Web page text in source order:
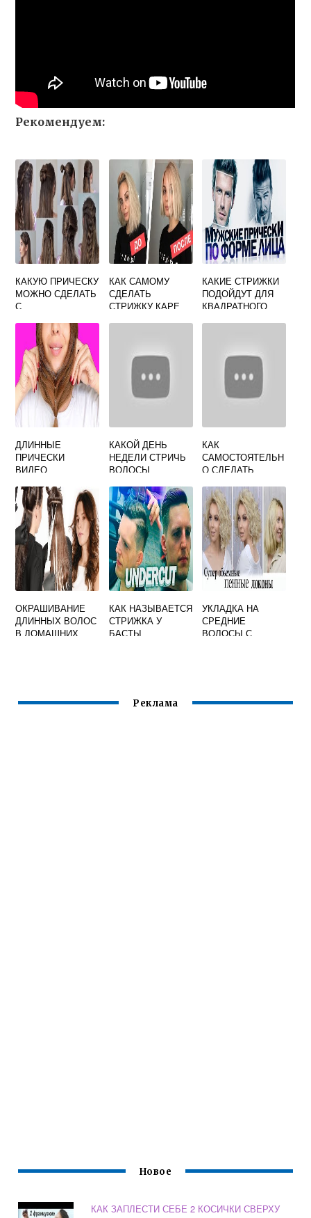
Рекомендуем:
КАКУЮ ПРИЧЕСКУ
МОЖНО СДЕЛАТЬ
С
ВОЛОСАМИ
КАК САМОМУ
СДЕЛАТЬ
СТРИЖКУ КАРЕ
КАКИЕ СТРИЖКИ
ПОДОЙДУТ ДЛЯ
КВАДРАТНОГО
ДЛИННЫЕ
ПРИЧЕСКИ
ВИДЕО
КАКОЙ ДЕНЬ
НЕДЕЛИ СТРИЧЬ
ВОЛОСЫ
КАК
САМОСТОЯТЕЛЬН
О СДЕЛАТЬ
НА СРЕДНИЕ
ВОЛОСЫ ВИДЕО
ОКРАШИВАНИЕ
ДЛИННЫХ ВОЛОС
В ДОМАШНИХ
КАК НАЗЫВАЕТСЯ
СТРИЖКА У
БАСТЫ
УКЛАДКА НА
СРЕДНИЕ
ВОЛОСЫ С
Реклама
Новое
КАК ЗАПЛЕСТИ СЕБЕ 2 КОСИЧКИ СВЕРХУ